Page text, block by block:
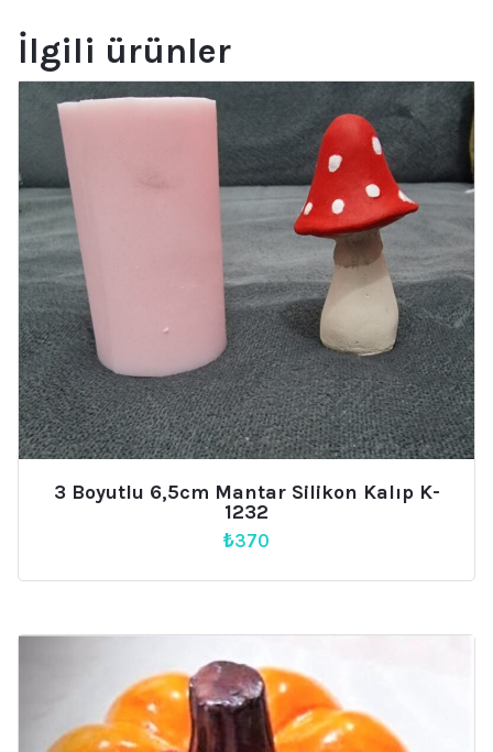
İlgili ürünler
3 Boyutlu 6,5cm Mantar Silikon Kalıp K-
1232
₺370